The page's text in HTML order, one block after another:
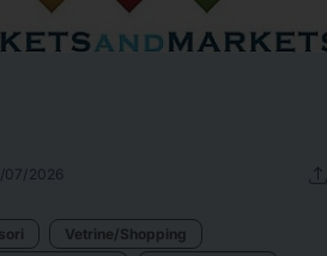
07/2026
Vetrine/Shopping